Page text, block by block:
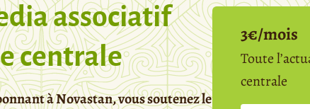
associatif
centrale
à Novastan, vous soutenez le
3€/mois
Toute
centrale